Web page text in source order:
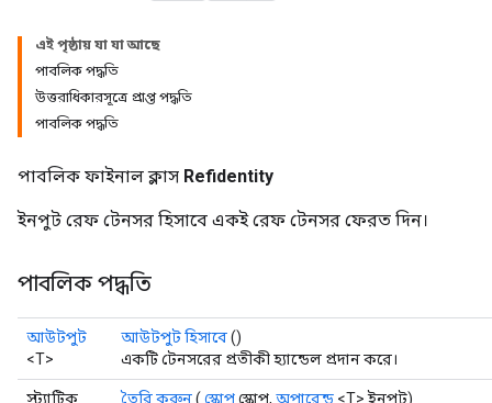
এই পৃষ্ঠায় যা যা আছে
পাবলিক পদ্ধতি
উত্তরাধিকারসূত্রে প্রাপ্ত পদ্ধতি
পাবলিক পদ্ধতি
পাবলিক ফাইনাল ক্লাস Refidentity
ইনপুট রেফ টেনসর হিসাবে একই রেফ টেনসর ফেরত দিন।
পাবলিক পদ্ধতি
আউটপুট
<T>
আউটপুট হিসাবে()
একটি টেনসরের প্রতীকী হ্যান্ডেল প্রদান করে।
স্ট্যাটিক
তৈরি করুন( স্কোপস্কোপ, অপারেন্ড <T> ইনপুট)